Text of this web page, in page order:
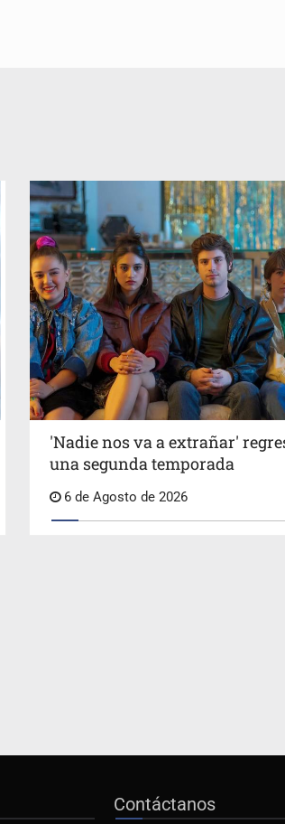
'Nadie nos va a extrañar'
una segunda temporada
6 de Agosto de 2026
Contáctanos